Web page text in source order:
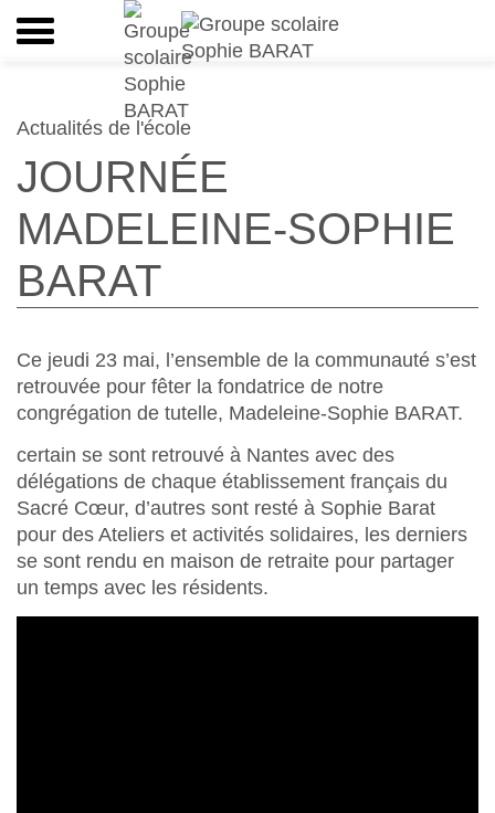
Actualités de l'école
JOURNÉE
MADELEINE-SOPHIE
BARAT
Ce jeudi 23 mai, l’ensemble de la communauté s’est
retrouvée pour fêter la fondatrice de notre
congrégation de tutelle, Madeleine-Sophie BARAT.
certain se sont retrouvé à Nantes avec des
délégations de chaque établissement français du
Sacré Cœur, d’autres sont resté à Sophie Barat
pour des Ateliers et activités solidaires, les derniers
se sont rendu en maison de retraite pour partager
un temps avec les résidents.